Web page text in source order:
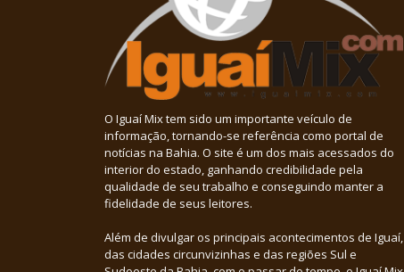
O Iguaí Mix tem sido um importante veículo de
informação, tornando-se referência como portal de
notícias na Bahia. O site é um dos mais acessados do
interior do estado, ganhando credibilidade pela
qualidade de seu trabalho e conseguindo manter a
fidelidade de seus leitores.
Além de divulgar os principais acontecimentos de Iguaí,
das cidades circunvizinhas e das regiões Sul e